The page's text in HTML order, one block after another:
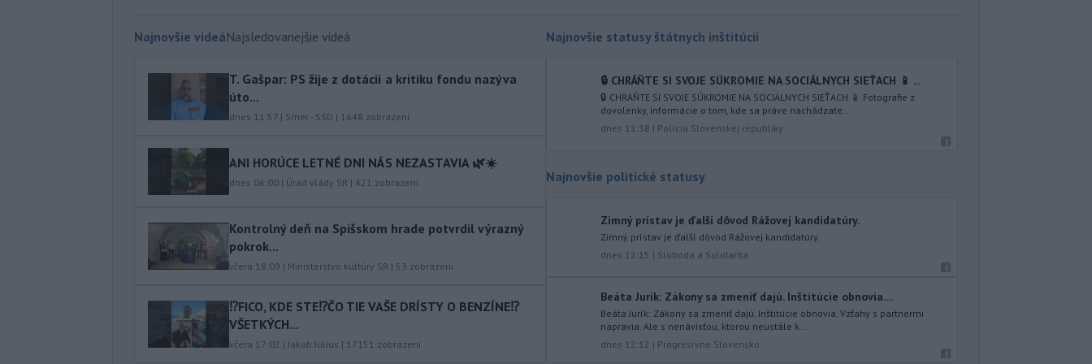
zahraničných vecí v piatok
poskytnúť miliardu dolárov na pomoc
v oblasti bezpečnosti.
Slovenským firmám naďalej
automatizácia a AI menia obsah
profesie. Účinným riešením na
prepojenie potrieb trhu práce s
pracovnou silou môže byť
09:09
Úrady v tomto roku doposiaľ
potvrdili 241 prípadov nákazy
západonílskou horúčkou po celej
Európe. Uvádza to týždenná správa,
Najnovšie videáNajsledovanejšie videá
T. Gašpar: PS žije z dotácií a kritiku fondu nazýva
úto...
dnes 11:57 | Smer - SSD | 1648 zobrazení
ANI HORÚCE LETNÉ DNI NÁS NEZASTAVIA 🌿☀️
dnes 06:00 | Úrad vlády SR | 421 zobrazení
Kontrolný deň na Spišskom hrade potvrdil výrazný
pokrok...
včera 18:09 | Ministerstvo kultúry SR | 53 zobrazení
⁉️FICO, KDE STE⁉️ČO TIE VAŠE DRÍSTY O BENZÍNE⁉️
VŠETKÝCH...
včera 17:02 |Jakab Július | 17151 zobrazení
Najnovšie statusy štátnych inštitúcií
🔒 CHRÁŇTE SI SVOJE SÚKROMIE NA SOCIÁLNYCH SIEŤACH 📱 ...
🔒 CHRÁŇTE SI SVOJE SÚKROMIE NA SOCIÁLNYCH SIEŤACH 📱 Fotografie z
dovolenky, informácie o tom, kde sa práve nachádzate...
dnes 11:38 | Polícia Slovenskej republiky
Najnovšie politické statusy
Zimný prístav je ďalší dôvod Rážovej kandidatúry.
Zimný prístav je ďalší dôvod Rážovej kandidatúry.
dnes 12:15 | Sloboda a Solidarita
Beáta Jurík: Zákony sa zmeniť dajú. Inštitúcie obnovia....
Beáta Jurík: Zákony sa zmeniť dajú. Inštitúcie obnovia. Vzťahy s partnermi
napravia. Ale s nenávisťou, ktorou neustále k...
dnes 12:12 | Progresívne Slovensko